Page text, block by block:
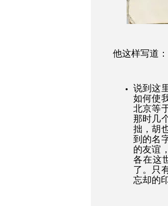
他这样写道：
说到这
如何使
北京等
那时几
拙，胡
到的名
的友谊
各在这
了。只
忘却的